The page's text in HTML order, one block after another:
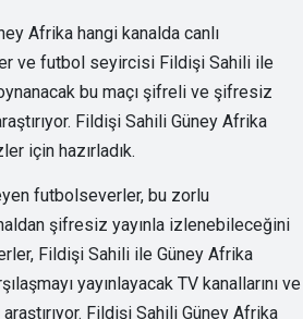
Afrika hangi kanalda canlı
ve futbol seyircisi Fildişi Sahili ile
bu maçı şifreli ve şifresiz
Fildişi Sahili Güney Afrika
için hazırladık.
futbolseverler, bu zorlu
şifresiz yayınla izlenebileceğini
Fildişi Sahili ile Güney Afrika
yayınlayacak TV kanallarını ve
Fildişi Sahili Güney Afrika